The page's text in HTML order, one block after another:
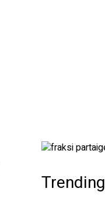
Trending